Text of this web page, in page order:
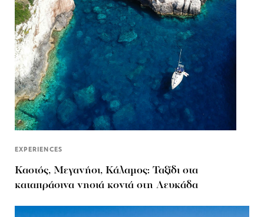
EXPERIENCES
Καστός, Μεγανήσι, Κάλαμος: Ταξίδι στα
καταπράσινα νησιά κοντά στη Λευκάδα